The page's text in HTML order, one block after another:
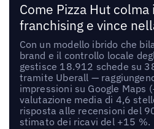
Come Pizza Hut colma
franchising e vince
Con un modello ibrido che
brand e il controllo locale
gestisce 18.912 schede su
tramite Uberall —
impressioni su Google Maps
valutazione media di 4,6
risposta alle recensioni del
stimato dei ricavi del +15 %.